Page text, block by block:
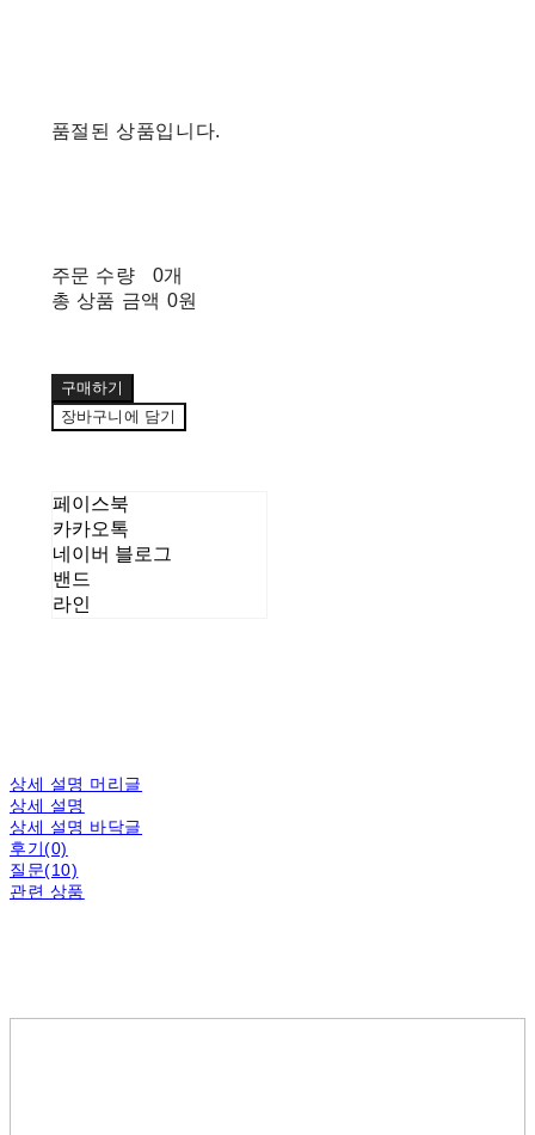
품절된 상품입니다.
주문 수량
0개
총 상품 금액 0원
구매하기
장바구니에 담기
페이스북
카카오톡
네이버 블로그
밴드
라인
상세 설명 머리글
상세 설명
상세 설명 바닥글
후기(0)
질문(10)
관련 상품